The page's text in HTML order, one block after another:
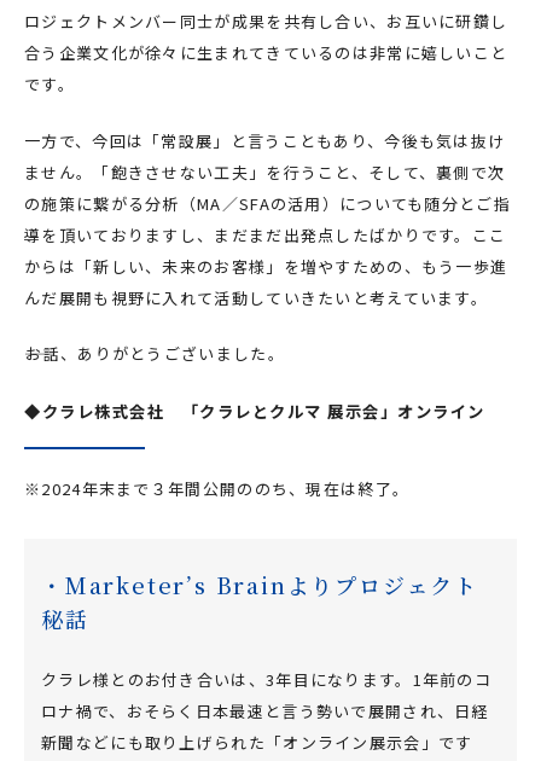
ロジェクトメンバー同士が成果を共有し合い、お互いに研鑽し
合う企業文化が徐々に生まれてきているのは非常に嬉しいこと
です。
一方で、今回は「常設展」と言うこともあり、今後も気は抜け
ません。「飽きさせない工夫」を行うこと、そして、裏側で次
の施策に繋がる分析（MA／SFAの活用）についても随分とご指
導を頂いておりますし、まだまだ出発点したばかりです。ここ
からは「新しい、未来のお客様」を増やすための、もう一歩進
んだ展開も視野に入れて活動していきたいと考えています。
――お話、ありがとうございました。
◆クラレ株式会社 「クラレとクルマ 展示会」オンライン
※2024年末まで３年間公開ののち、現在は終了。
・Marketer’s Brainよりプロジェクト
秘話
クラレ様とのお付き合いは、3年目になります。1年前のコ
ロナ禍で、おそらく日本最速と言う勢いで展開され、日経
新聞などにも取り上げられた「オンライン展示会」です